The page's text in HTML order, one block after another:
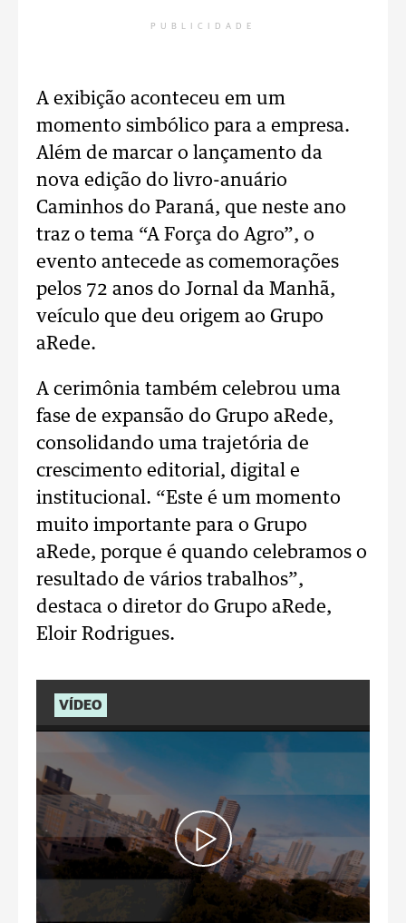
PUBLICIDADE
A exibição aconteceu em um
momento simbólico para a empresa.
Além de marcar o lançamento da
nova edição do livro-anuário
Caminhos do Paraná, que neste ano
traz o tema “A Força do Agro”, o
evento antecede as comemorações
pelos 72 anos do Jornal da Manhã,
veículo que deu origem ao Grupo
aRede.
A cerimônia também celebrou uma
fase de expansão do Grupo aRede,
consolidando uma trajetória de
crescimento editorial, digital e
institucional. “Este é um momento
muito importante para o Grupo
aRede, porque é quando celebramos o
resultado de vários trabalhos”,
destaca o diretor do Grupo aRede,
Eloir Rodrigues.
VÍDEO